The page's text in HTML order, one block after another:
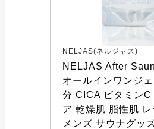
NELJAS(ネルジャス)
NELJAS After
オールインワンジ
分 CICA ビタミンC
ア 乾燥肌 脂性肌 レ
メンズ サウナグッ